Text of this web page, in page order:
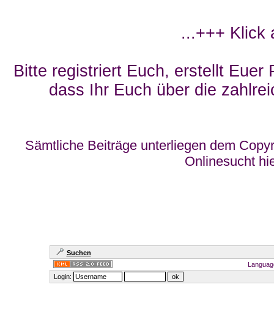
...+++ Klick
Bitte registriert Euch, erstellt Euer
dass Ihr Euch über die
Sämtliche Beiträge unterliegen dem
Onlinesucht
Suchen
Login: